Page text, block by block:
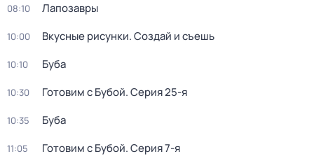
08:10 Лапозавры
10:00 Вкусные рисунки. Создай и съешь
10:10 Буба
10:30 Готовим с Бубой. Серия 25-я
10:35 Буба
11:05 Готовим с Бубой. Серия 7-я